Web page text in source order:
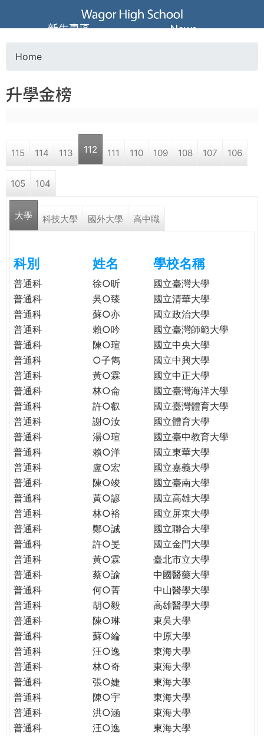
Jump to navigation
葳
格
高
學
格。
民。
WAGOR
TODAY
THE
WORLD
TOMORROW
PUTTING
YOU
THE
PATH
GLOBAL
CITIZENSHIP
o
a
r
e
e
r
e
Home
升學金榜
115 114 113 112 111 110 109 108 107 106
105 104
大學 科技大學 國外大學 高中職
科別 姓名 學校名稱
普通科 徐○昕
國立臺灣大學
普通科
吳○臻
國立清華大學
普通科
蘇○亦
國立政治大學
普通科
賴○吟
國立臺灣師範大學
普通科
陳○瑄
國立中央大學
普通科
○子雋
國立中興大學
普通科
黃○霖
國立中正大學
普通科
林○侖
國立臺灣海洋大學
普通科
許○叡
國立臺灣體育大學
普通科
謝○汝
國立體育大學
普通科
湯○瑄
國立臺中教育大學
普通科
賴○洋
國立東華大學
普通科
盧○宏
國立嘉義大學
普通科
陳○竣
國立臺南大學
普通科
黃○諺
國立高雄大學
普通科
林○裕
國立屏東大學
普通科
鄭○誠
國立聯合大學
普通科
許○旻
國立金門大學
普通科
黃○霖
臺北市立大學
普通科
蔡○諭
中國醫藥大學
普通科
何○菁
中山醫學大學
普通科
胡○毅
高雄醫學大學
普通科
陳○琳
東吳大學
普通科
蘇○綸
中原大學
普通科
汪○逸
東海大學
普通科
林○奇
東海大學
普通科
張○婕
東海大學
普通科
陳○宇
東海大學
普通科
洪○涵
東海大學
普通科
汪○逸
東海大學
新生專區 News